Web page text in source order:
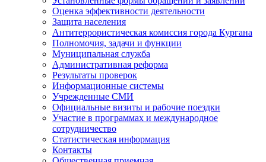
Оценка эффективности деятельности
Защита населения
Антитеррористическая комиссия города Кургана
Полномочия, задачи и функции
Муниципальная служба
Административная реформа
Результаты проверок
Информационные системы
Учрежденные СМИ
Официальные визиты и рабочие поездки
Участие в программах и международное
сотрудничество
Статистическая информация
Контакты